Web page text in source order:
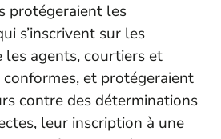
protégeraient les
s’inscrivent sur les
les agents, courtiers et
et protégeraient
contre des déterminations
leur inscription à une